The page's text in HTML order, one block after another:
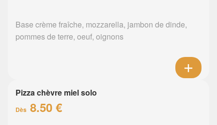
Base crème fraîche, mozzarella, jambon de dinde,
pommes de terre, oeuf, oignons
Pizza chèvre miel solo
Dès 8.50 €